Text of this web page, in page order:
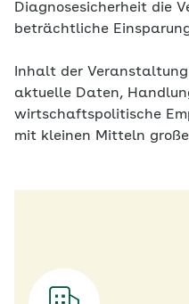
Diagnosesicherheit die
beträchtliche
Inhalt der
aktuelle Daten,
wirtschaftspolitische
mit kleinen Mitteln